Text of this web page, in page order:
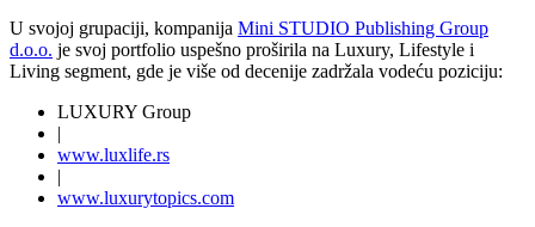
U svojoj grupaciji, kompanija Mini STUDIO Publishing Group
d.o.o. je svoj portfolio uspešno proširila na Luxury, Lifestyle i
Living segment, gde je više od decenije zadržala vodeću poziciju:
LUXURY Group
|
www.luxlife.rs
|
www.luxurytopics.com